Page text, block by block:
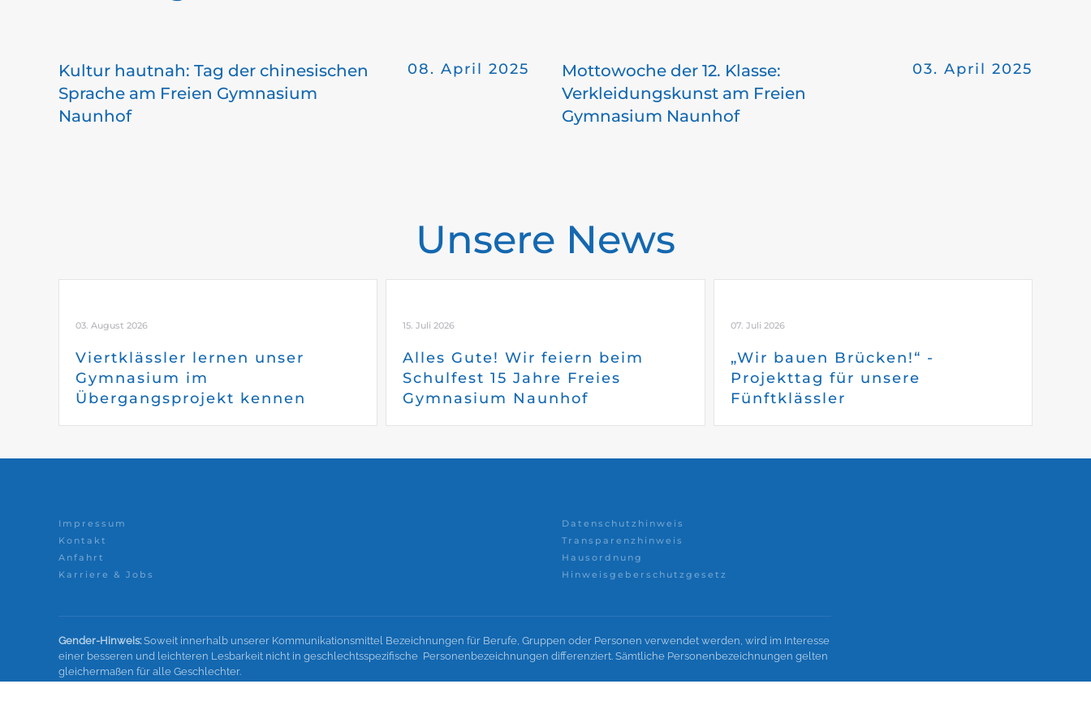
Kultur hautnah: Tag der chinesischen
Sprache am Freien Gymnasium
Naunhof
08. April 2025
Mottowoche der 12. Klasse:
Verkleidungskunst am Freien
Gymnasium Naunhof
03. April 2025
Unsere News
03. August 2026
Viertklässler lernen unser
Gymnasium im
Übergangsprojekt kennen
15. Juli 2026
Alles Gute! Wir feiern beim
Schulfest 15 Jahre Freies
Gymnasium Naunhof
07. Juli 2026
„Wir bauen Brücken!“ -
Projekttag für unsere
Fünftklässler
Impressum
Kontakt
Anfahrt
Karriere & Jobs
Datenschutzhinweis
Transparenzhinweis
Hausordnung
Hinweisgeberschutzgesetz
Gender-Hinweis: Soweit innerhalb unserer Kommunikationsmittel Bezeichnungen für Berufe, Gruppen oder Personen verwendet werden, wird im Interesse
einer besseren und leichteren Lesbarkeit nicht in geschlechtsspezifische Personenbezeichnungen differenziert. Sämtliche Personenbezeichnungen gelten
gleichermaßen für alle Geschlechter.